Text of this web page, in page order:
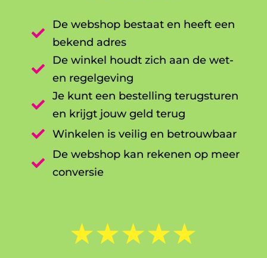

De webshop bestaat en heeft een
bekend adres

De winkel houdt zich aan de wet-
en regelgeving

Je kunt een bestelling terugsturen
en krijgt jouw geld terug

Winkelen is veilig en betrouwbaar

De webshop kan rekenen op meer
conversie
☆☆☆☆☆